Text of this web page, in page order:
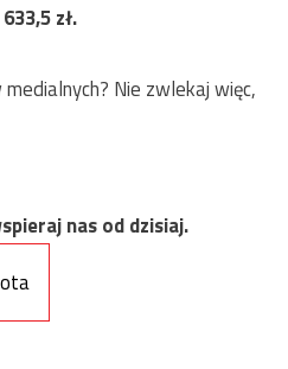
zł.
Nie zwlekaj więc,
nas od dzisiaj.